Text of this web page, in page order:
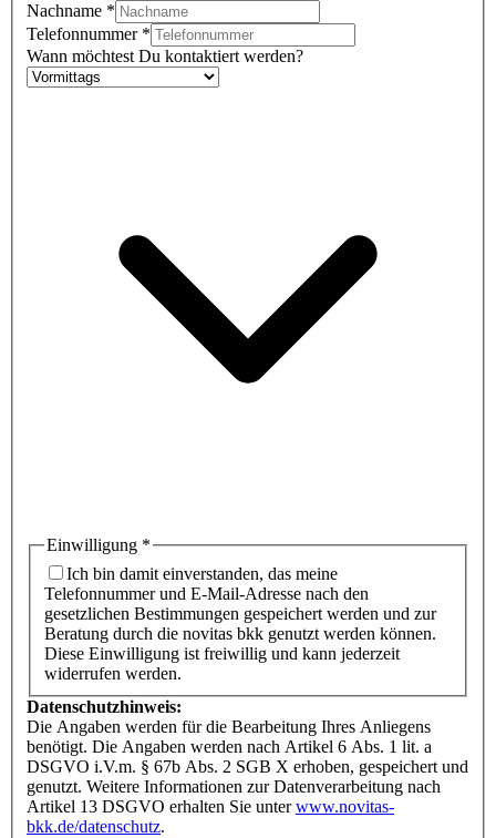
Nachname *
Telefonnummer *
Wann möchtest Du kontaktiert werden?
Einwilligung *
Ich bin damit einverstanden, das meine
Telefonnummer und E-Mail-Adresse nach den
gesetzlichen Bestimmungen gespeichert werden und zur
Beratung durch die novitas bkk genutzt werden können.
Diese Einwilligung ist freiwillig und kann jederzeit
widerrufen werden.
Datenschutzhinweis:
Die Angaben werden für die Bearbeitung Ihres Anliegens
benötigt. Die Angaben werden nach Artikel 6 Abs. 1 lit. a
DSGVO i.V.m. § 67b Abs. 2 SGB X erhoben, gespeichert und
genutzt. Weitere Informationen zur Datenverarbeitung nach
Artikel 13 DSGVO erhalten Sie unterwww.novitas-
bkk.de/datenschutz.